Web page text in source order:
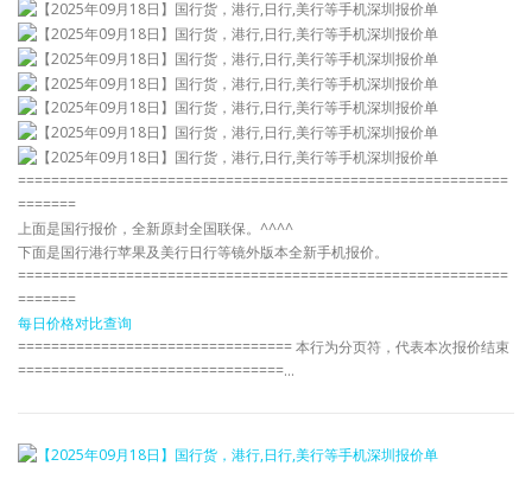
===========================================================
=======
上面是国行报价，全新原封全国联保。^^^^
下面是国行港行苹果及美行日行等镜外版本全新手机报价。
===========================================================
=======
每日价格对比查询
================================= 本行为分页符，代表本次报价结束
================================…